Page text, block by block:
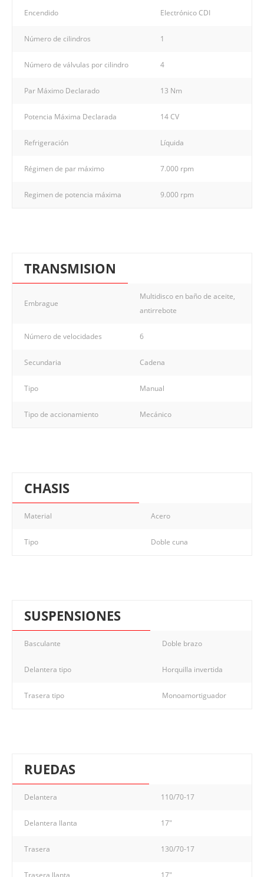
Encendido Electrónico CDI
Número de cilindros 1
Número de válvulas por cilindro 4
Par Máximo Declarado 13 Nm
Potencia Máxima Declarada 14 CV
Refrigeración Líquida
Régimen de par máximo 7.000 rpm
Regimen de potencia máxima 9.000 rpm
TRANSMISION
Embrague
Multidisco en baño de aceite,
antirrebote
Número de velocidades 6
Secundaria Cadena
Tipo Manual
Tipo de accionamiento Mecánico
CHASIS
Material Acero
Tipo Doble cuna
SUSPENSIONES
Basculante Doble brazo
Delantera tipo Horquilla invertida
Trasera tipo Monoamortiguador
RUEDAS
Delantera 110/70-17
Delantera llanta 17"
Trasera 130/70-17
Trasera llanta 17"